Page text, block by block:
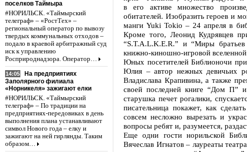
поселков Таймыра
#НОРИЛЬСК. «Таймырский
телеграф» – «РостТех» –
региональный оператор по вывозу
твердых коммунальных отходов –
подало в краевой арбитражный суд
иск к управлению
Росприроднадзора. Оператор…
14:05
На предприятиях
Заполярного филиала
«Норникеля» зажигают елки
#НОРИЛЬСК. «Таймырский
телеграф» – По традиции на
предприятиях-передовиках в день
выполнения плана устанавливают
символ Нового года – елку и
зажигают на ней гирлянды. Таким
образом…
в его активе множество
обитателей. Изобразить героев и
манги Yuki Tokio – 24 апреля в
Кроме того, Леонид Кудрявцев
“S.T.A.L.K.E.R.” и “Миры
книжно-киношно-игровой
Юных посетителей Библионочи
Юлия – автор нежных девичьих
Владислава Крапивина, а также
своей последней книге “Дом П”
старушка печет рогалики,
писательница покажет, как
совсем несложно вырезать и
вопросы ребят и, разумеется,
Еще одни гости норильской
Вячеслав Игнатов – лауреаты